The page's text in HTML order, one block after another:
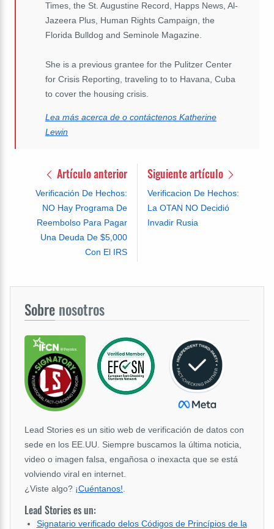
Times, the St. Augustine Record, Happs News, Al-
Jazeera Plus, Human Rights Campaign, the
Florida Bulldog and Seminole Magazine.
She is a previous grantee for the Pulitzer Center
for Crisis Reporting, traveling to to Havana, Cuba
to cover the housing crisis.
Lea más acerca de o contáctenos Katherine
Lewin
Artículo anterior
Verificación De Hechos:
NO Hay Programa De
Reembolso Para Pagar
Una Deuda De $5,000
Con El IRS
Siguiente artículo
Verificacion De Hechos:
La OTAN NO Decidió
Invadir Rusia
Sobre nosotros
Lead Stories es un sitio web de verificación de datos con
sede en los EE.UU. Siempre buscamos la última noticia,
video o imagen falsa, engañosa o inexacta que se está
volviendo viral en internet.
¿Viste algo? ¡Cuéntanos!
Lead Stories es un:
Signatario verificado delos Códigos de Princípios de la